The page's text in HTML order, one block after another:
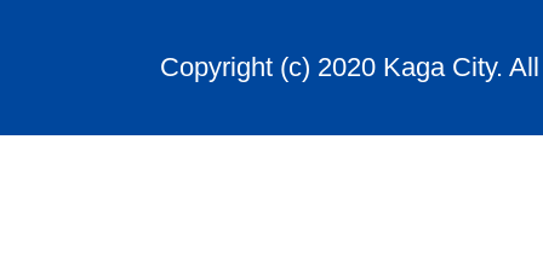
Copyright (c) 2020 Kaga City.